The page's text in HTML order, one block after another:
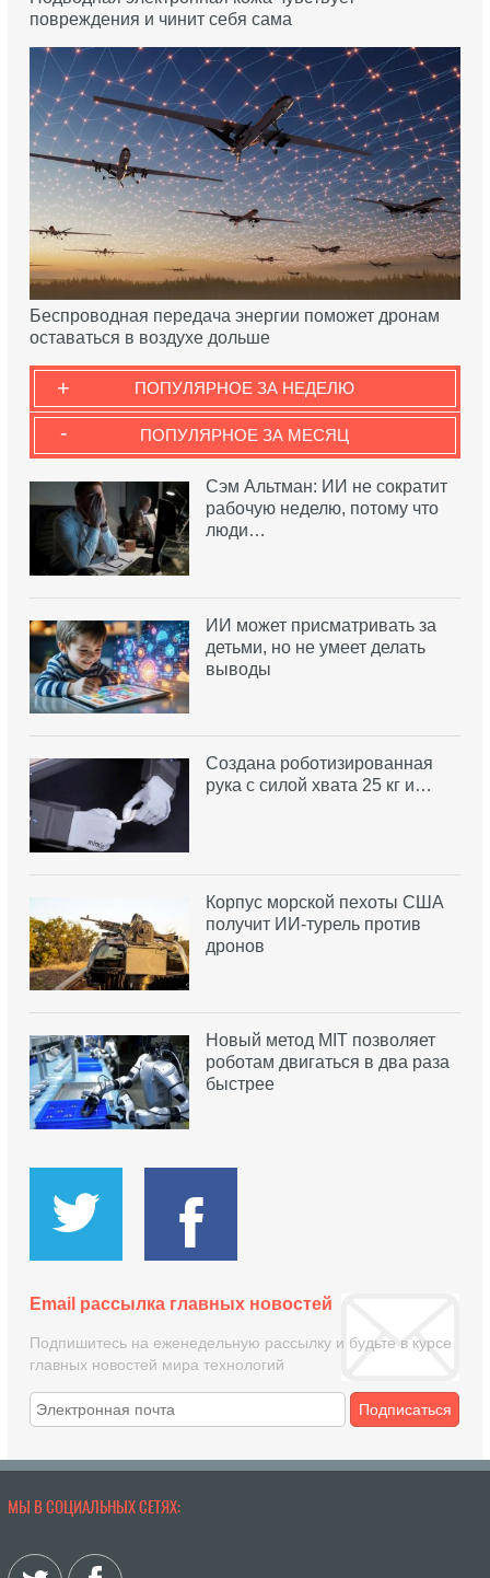
повреждения и чинит себя сама
Беспроводная передача энергии поможет дронам
оставаться в воздухе дольше
ПОПУЛЯРНОЕ ЗА НЕДЕЛЮ
+
ПОПУЛЯРНОЕ ЗА МЕСЯЦ
-
Сэм Альтман: ИИ не сократит
рабочую неделю, потому что
люди…
ИИ может присматривать за
детьми, но не умеет делать
выводы
Создана роботизированная
рука с силой хвата 25 кг и…
Корпус морской пехоты США
получит ИИ-турель против
дронов
Новый метод MIT позволяет
роботам двигаться в два раза
быстрее
Email рассылка главных новостей
Подпишитесь на еженедельную рассылку и будьте в курсе
главных новостей мира технологий
Подписаться
МЫ В СОЦИАЛЬНЫХ СЕТЯХ: